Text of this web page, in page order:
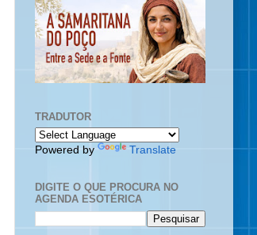
TRADUTOR
Powered by Translate
DIGITE O QUE PROCURA NO
AGENDA ESOTÉRICA